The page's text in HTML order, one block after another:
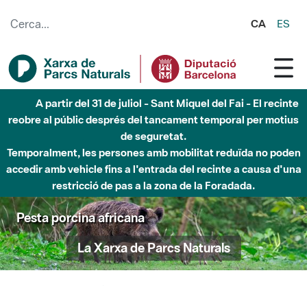
CA ES
A partir del 31 de juliol - Sant Miquel del Fai - El recinte
reobre al públic després del tancament temporal per motius
de seguretat.
Temporalment, les persones amb mobilitat reduïda no poden
accedir amb vehicle fins a l'entrada del recinte a causa d'una
restricció de pas a la zona de la Foradada.
Pesta porcina africana
La Xarxa de Parcs Naturals